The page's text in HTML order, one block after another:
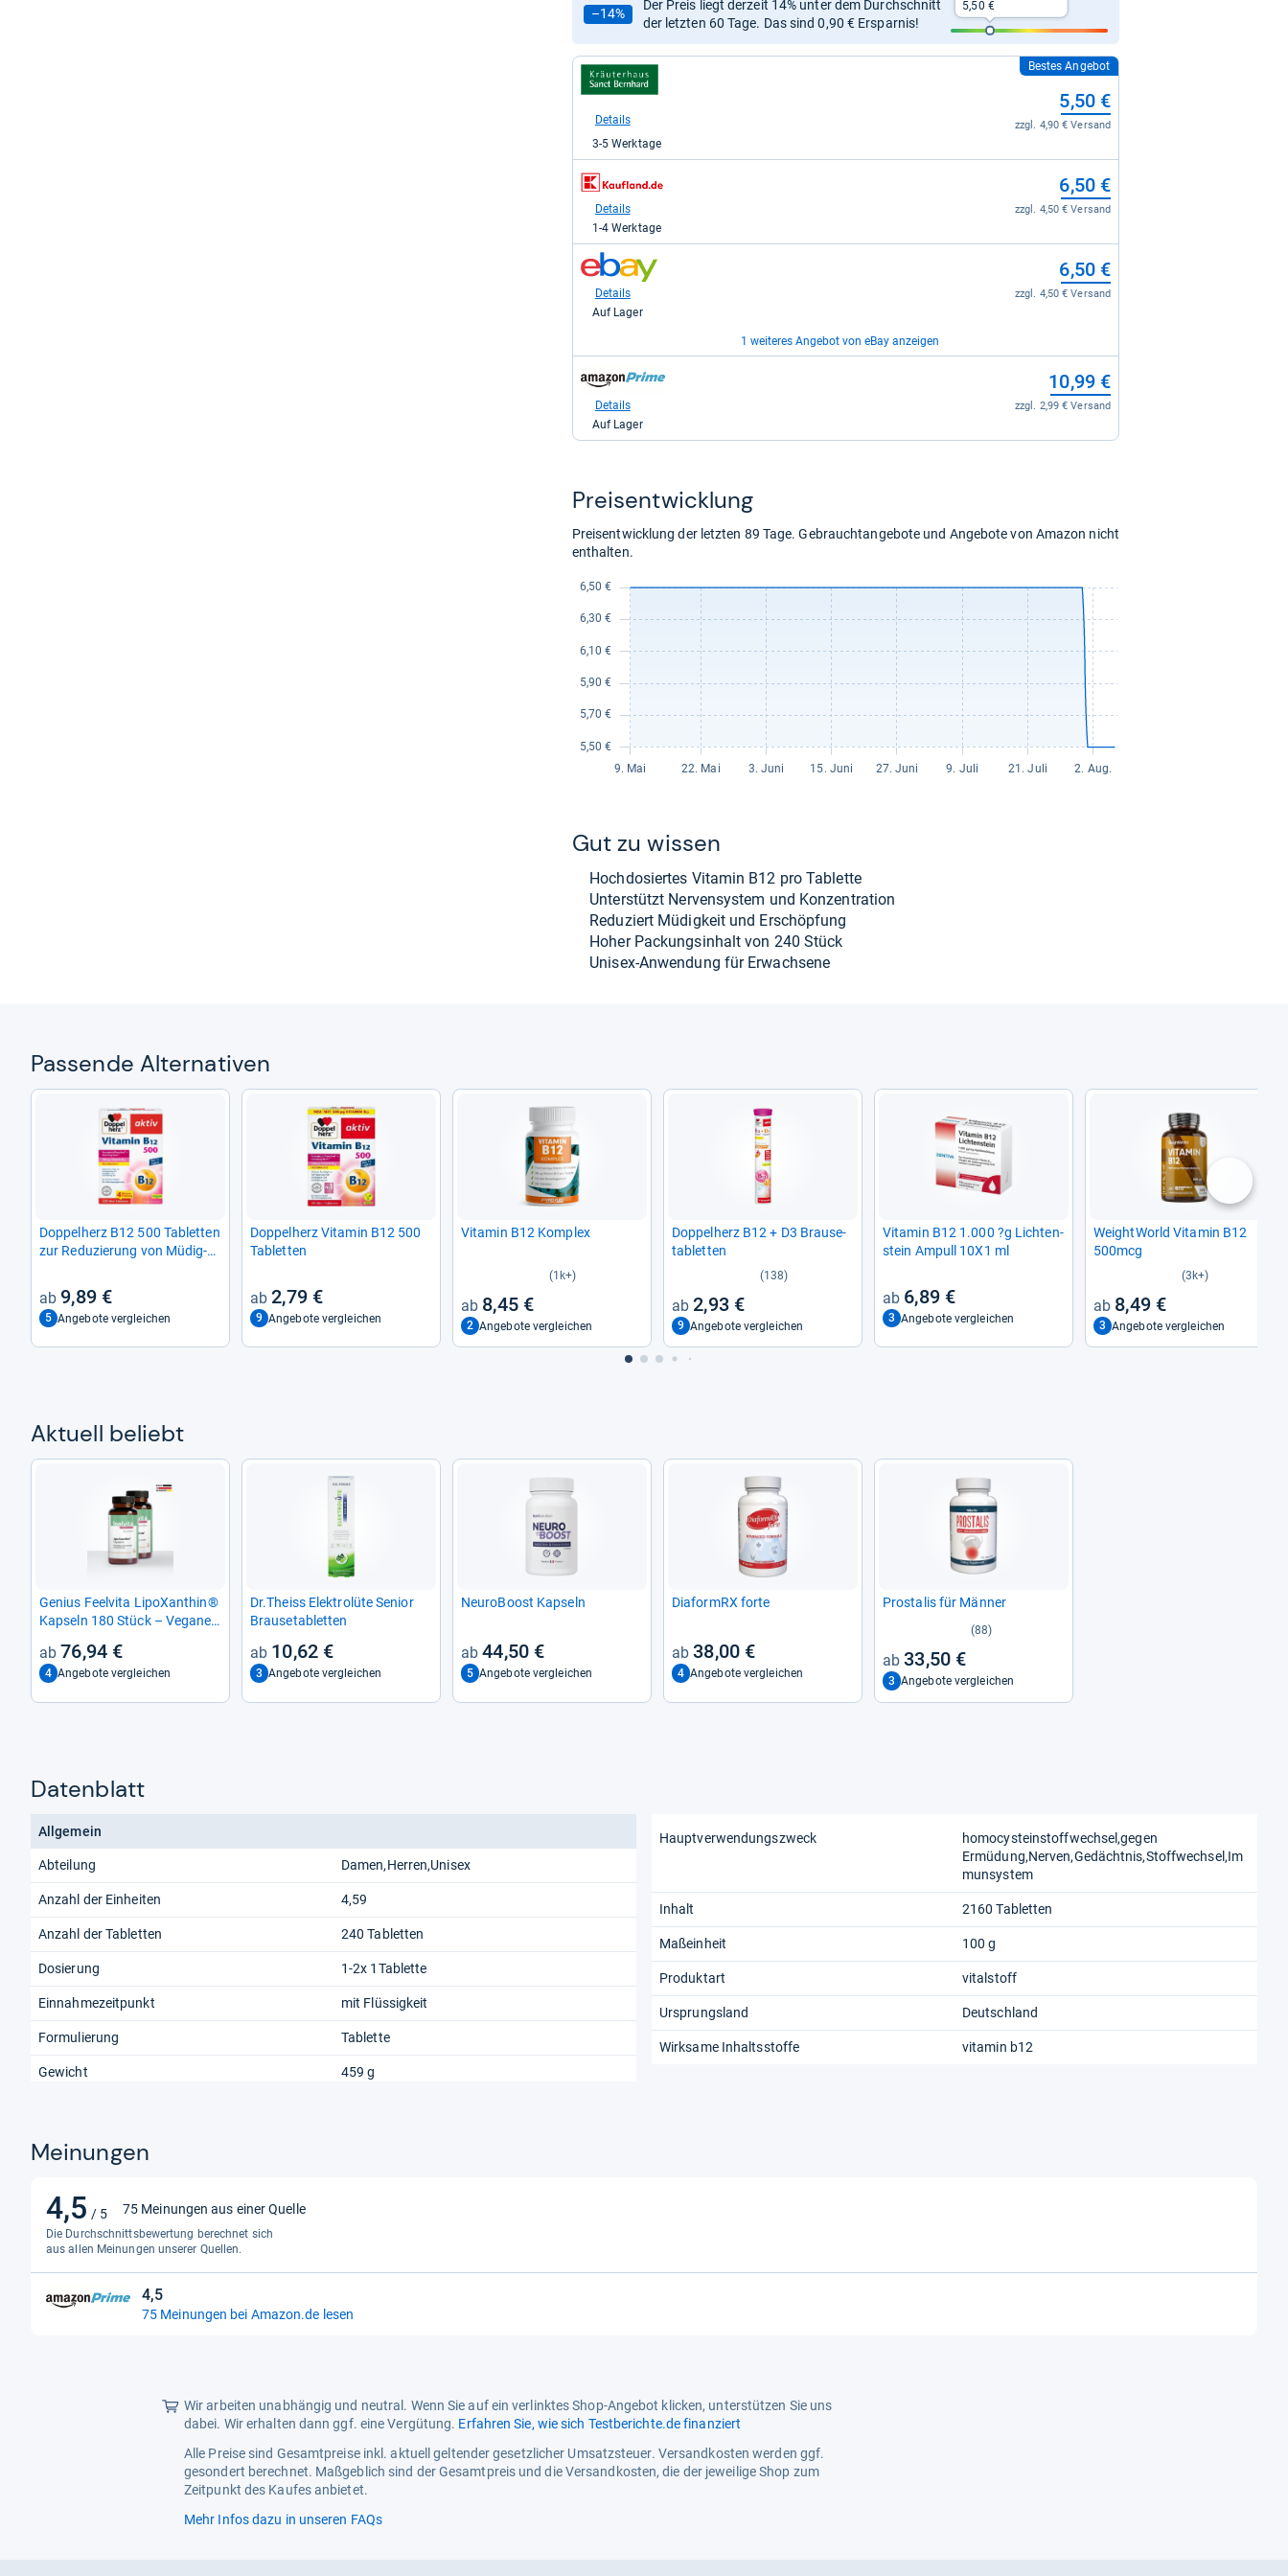
–14%
Der Preis liegt derzeit 14% unter dem Durchschnitt
der letzten 60 Tage. Das sind 0,90 € Ersparnis!
5,50 €
zum
Shop:
Kräuterhaus
Bernhard
für
5,50
kaufen.
Bestes Angebot
5,50 €
zzgl. 4,90 € Versand
Details
3-5 Werktage
zum
Shop:
6,50
kaufen.
6,50 €
zzgl. 4,50 € Versand
Details
1-4 Werktage
zum
Shop:
für
6,50 €
zzgl. 4,50 € Versand
Details
Auf Lager
1 weiteres Angebot von eBay anzeigen
Shop:
für
53,55 €
zzgl. 0,00 € Versand
Details
Auf Lager
Shop:
für
10,99 €
zzgl. 2,99 € Versand
Details
Auf Lager
Preis­ent­wick­lung
Preisentwicklung der letzten 89 Tage. Gebrauchtangebote und Angebote von Amazon nicht
enthalten.
Gut zu wis­sen
Hoch­do­sier­tes Vit­amin B12 pro Tablette
Unter­stützt Ner­ven­sys­tem und Kon­zen­tra­tion
Redu­ziert Müdig­keit und Erschöp­fung
Hoher Packungs­in­halt von 240 Stück
Uni­sex-​Anwen­dung für Erwach­sene
Pas­sende Alter­na­ti­ven
Dop­pel­herz B12 500 Tablet­ten
zur Redu­zie­rung von Müdig­
TABL9,89 €
5 Angebote vergleichen
Dop­pel­herz Vit­amin B12 500
Tablet­ten
2,79 €
9 Angebote vergleichen
Vit­amin B12 Kom­plex
(1k+)
8,45 €
2 Angebote vergleichen
Dop­pel­herz B12 + D3 Brau­se­
ta­blet­ten
(138)
2,93 €
9 Angebote vergleichen
Vit­amin B12 1.000 ?g Lich­ten­
stein Ampull 10X1 ml
6,89 €
3 Angebote vergleichen
Weight­World Vit­amin B12
500mcg
(3k+)
8,49 €
3 Angebote vergleichen
nächste
Aktu­ell beliebt
Genius Feel­vita LipoX­an­thin®
Kap­seln 180 Stück – Vegane
76,94 €
4 Angebote vergleichen
Dr.Theiss Elek­trolüte Senior
Brau­se­ta­blet­ten
10,62 €
3 Angebote vergleichen
Neu­ro­Boost Kap­seln
44,50 €
5 Angebote vergleichen
Dia­formRX forte
38,00 €
4 Angebote vergleichen
Pro­sta­lis für Män­ner
(88)
33,50 €
3 Angebote vergleichen
Datenblatt
Allgemein
Abteilung Damen,Herren,Unisex
Anzahl der Einheiten 4,59
Anzahl der Tabletten 240 Tabletten
Dosierung 1-2x 1Tablette
Einnahmezeitpunkt mit Flüssigkeit
Formulierung Tablette
Gewicht 459 g
Hauptverwendungszweck
homocysteinstoffwechsel,gegen
Ermüdung,Nerven,Gedächtnis,Stoffwechsel,Im
munsystem
Inhalt 2160 Tabletten
Maßeinheit 100 g
Produktart vitalstoff
Ursprungsland Deutschland
Wirksame Inhaltsstoffe vitamin b12
Meinungen
4,5 / 5
4,5
von
5
Sternen
75 Meinungen aus einer Quelle
Die Durchschnittsbewertung berechnet sich
aus allen Meinungen unserer Quellen.
4,5
4,5
von
75 Meinungen bei Amazon.de lesen
Wir arbeiten unabhängig und neutral. Wenn Sie auf ein verlinktes Shop-Angebot klicken, unterstützen Sie uns
dabei. Wir erhalten dann ggf. eine Vergütung. Erfahren Sie, wie sich Testberichte.de finanziert
Alle Preise sind Gesamtpreise inkl. aktuell geltender gesetzlicher Umsatzsteuer. Versandkosten werden ggf.
gesondert berechnet. Maßgeblich sind der Gesamtpreis und die Versandkosten, die der jeweilige Shop zum
Zeitpunkt des Kaufes anbietet.
Mehr Infos dazu in unseren FAQs